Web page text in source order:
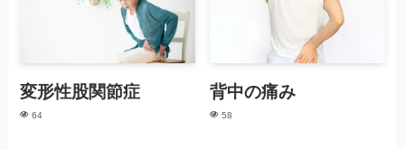
変形性股関節症
64
背中の痛み
58